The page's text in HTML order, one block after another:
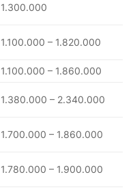
1.300.000
1.100.000 – 1.820.000
1.100.000 – 1.860.000
1.380.000 – 2.340.000
1.700.000 – 1.860.000
1.780.000 – 1.900.000